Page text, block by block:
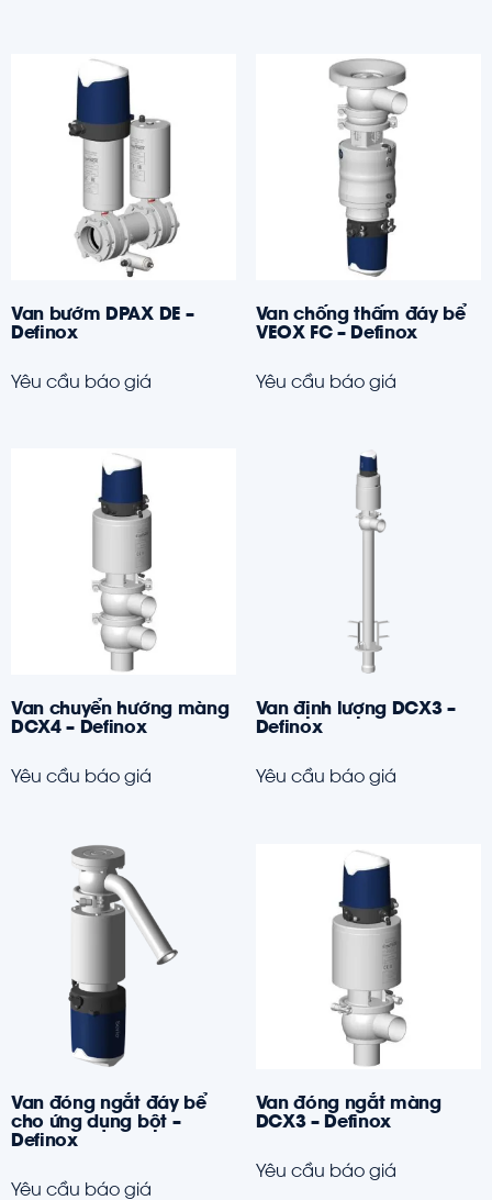
Van bướm DPAX DE –
Definox
Yêu cầu báo giá
Van chống thấm đáy bể
VEOX FC – Definox
Yêu cầu báo giá
Van chuyển hướng màng
DCX4 – Definox
Yêu cầu báo giá
Van định lượng DCX3 –
Definox
Yêu cầu báo giá
Van đóng ngắt đáy bể
cho ứng dụng bột –
Definox
Yêu cầu báo giá
Van đóng ngắt màng
DCX3 – Definox
Yêu cầu báo giá